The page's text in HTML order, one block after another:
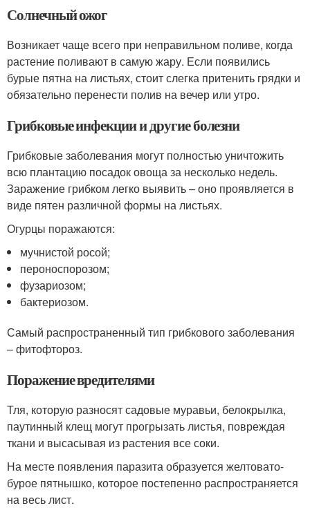
Солнечный ожог
Возникает чаще всего при неправильном поливе, когда
растение поливают в самую жару. Если появились
бурые пятна на листьях, стоит слегка притенить грядки и
обязательно перенести полив на вечер или утро.
Грибковые инфекции и другие болезни
Грибковые заболевания могут полностью уничтожить
всю плантацию посадок овоща за несколько недель.
Заражение грибком легко выявить – оно проявляется в
виде пятен различной формы на листьях.
Огурцы поражаются:
мучнистой росой;
пероноспорозом;
фузариозом;
бактериозом.
Самый распространенный тип грибкового заболевания
– фитофтороз.
Поражение вредителями
Тля, которую разносят садовые муравьи, белокрылка,
паутинный клещ могут прогрызать листья, повреждая
ткани и высасывая из растения все соки.
На месте появления паразита образуется желтовато-
бурое пятнышко, которое постепенно распространяется
на весь лист.